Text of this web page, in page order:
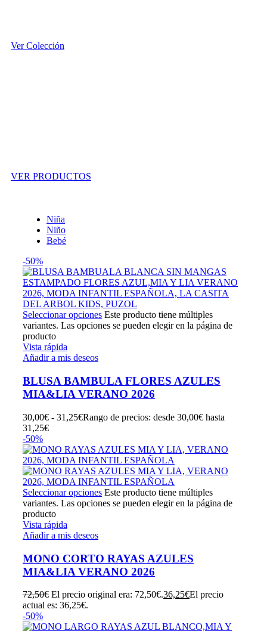
Ver Colección
VER PRODUCTOS
Niña
Niño
Bebé
-50%
Seleccionar opciones Este producto tiene múltiples
variantes. Las opciones se pueden elegir en la página de
producto
Vista rápida
Añadir a mis deseos
BLUSA BAMBULA FLORES AZULES
MIA&LIA VERANO 2026
30,00€ - 31,25€Rango de precios: desde 30,00€ hasta
31,25€
-50%
Seleccionar opciones Este producto tiene múltiples
variantes. Las opciones se pueden elegir en la página de
producto
Vista rápida
Añadir a mis deseos
MONO CORTO RAYAS AZULES
MIA&LIA VERANO 2026
72,50€ El precio original era: 72,50€.36,25€El precio
actual es: 36,25€.
-50%